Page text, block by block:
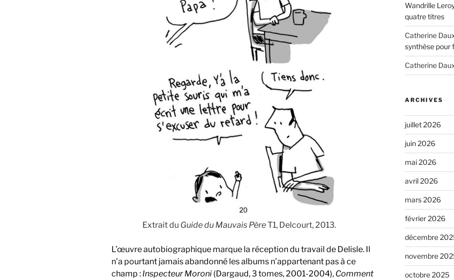
Extrait du Guide du Mauvais PèreT1, Delcourt, 2013.
L’œuvre autobiographique marque la réception du travail de Delisle. Il
n’a pourtant jamais abandonné les albums n’appartenant pas à ce
champ : Inspecteur Moroni (Dargaud, 3 tomes, 2001-2004), Comment
Wandrille
quatre titres
Catherine
synthèse pour
Catherine
ARCHIVES
juillet 2026
juin 2026
mai 2026
avril 2026
mars 2026
février 2026
décembre
novembre
octobre 2025